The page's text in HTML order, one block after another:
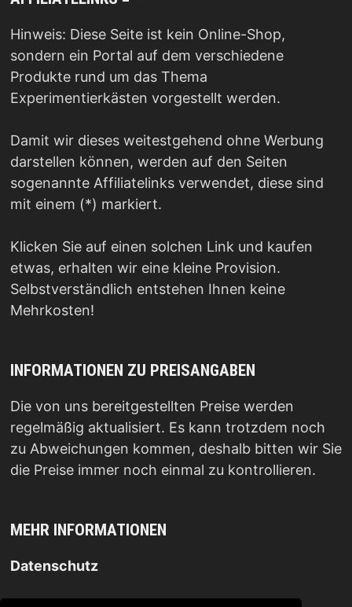
Hinweis: Diese Seite ist kein Online-Shop,
sondern ein Portal auf dem verschiedene
Produkte rund um das Thema
Experimentierkästen vorgestellt werden.
Damit wir dieses weitestgehend ohne Werbung
darstellen können, werden auf den Seiten
sogenannte Affiliatelinks verwendet, diese sind
mit einem (*) markiert.
Klicken Sie auf einen solchen Link und kaufen
etwas, erhalten wir eine kleine Provision.
Selbstverständlich entstehen Ihnen keine
Mehrkosten!
INFORMATIONEN ZU PREISANGABEN
Die von uns bereitgestellten Preise werden
regelmäßig aktualisiert. Es kann trotzdem noch
zu Abweichungen kommen, deshalb bitten wir Sie
die Preise immer noch einmal zu kontrollieren.
MEHR INFORMATIONEN
Datenschutz